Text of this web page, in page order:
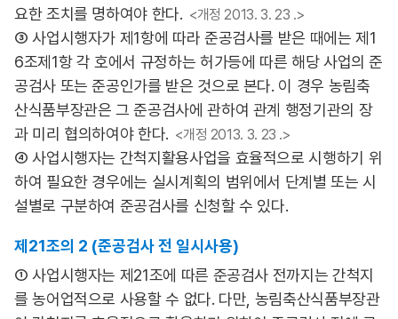
요한 조치를 명하여야 한다. <개정 2013. 3. 23 .>
③ 사업시행자가 제1항에 따라 준공검사를 받은 때에는 제1
6조제1항 각 호에서 규정하는 허가등에 따른 해당 사업의 준
공검사 또는 준공인가를 받은 것으로 본다. 이 경우 농림축
산식품부장관은 그 준공검사에 관하여 관계 행정기관의 장
과 미리 협의하여야 한다. <개정 2013. 3. 23 .>
④ 사업시행자는 간척지활용사업을 효율적으로 시행하기 위
하여 필요한 경우에는 실시계획의 범위에서 단계별 또는 시
설별로 구분하여 준공검사를 신청할 수 있다.
제21조의 2 (준공검사 전 일시사용)
① 사업시행자는 제21조에 따른 준공검사 전까지는 간척지
를 농어업적으로 사용할 수 없다. 다만, 농림축산식품부장관